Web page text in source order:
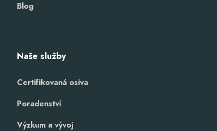
Blog
Naše služby
Certifikovaná osiva
Poradenství
Výzkum a vývoj